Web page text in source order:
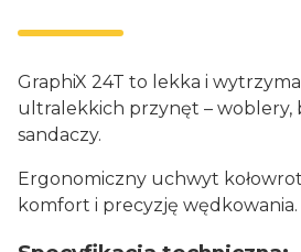
GraphiX 24T to lekka i
ultralekkich przynęt – woblery,
sandaczy.
Ergonomiczny uchwyt
komfort i precyzję wędkowania.